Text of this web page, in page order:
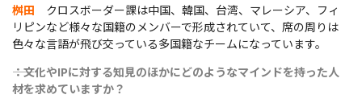
桝田 クロスボーダー課は中国、韓国、台湾、マレーシア、フィ
リピンなど様々な国籍のメンバーで形成されていて、席の周りは
色々な言語が飛び交っている多国籍なチームになっています。
――：文化やIPに対する知見のほかにどのようなマインドを持った人
材を求めていますか？